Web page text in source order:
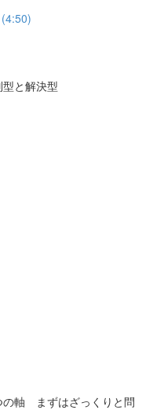
と解決型
軸 まずはざっくりと問